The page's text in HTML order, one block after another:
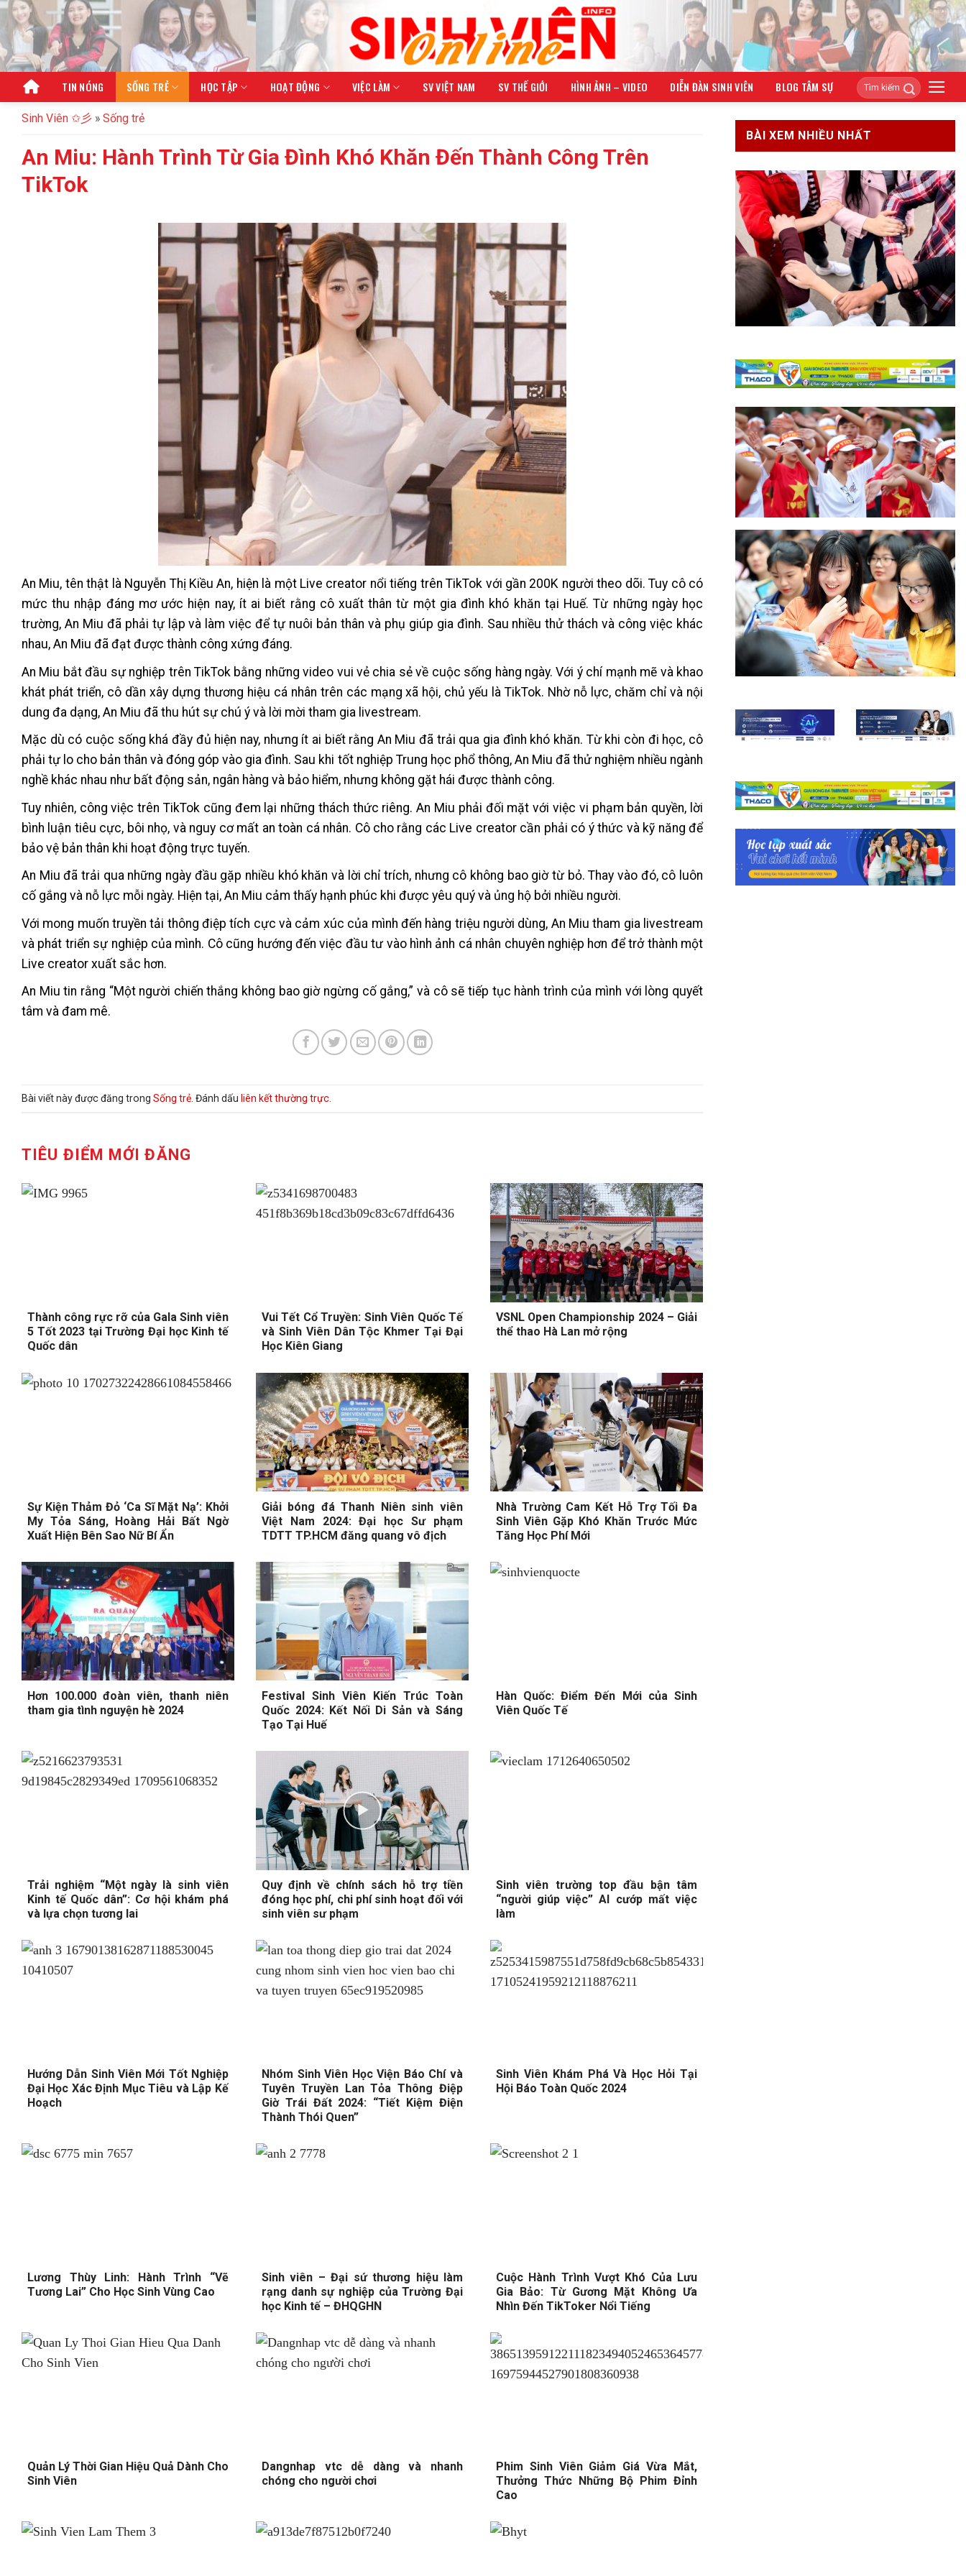
Bỏ
qua
nội
dung
TIN NÓNG SỐNG TRẺ HỌC TẬP HOẠT ĐỘNG VIỆC LÀM SV VIỆT NAM SV THẾ GIỚI HÌNH ẢNH – VIDEO DIỄN ĐÀN SINH VIÊN BLOG TÂM SỰ
Sinh Viên ✩彡 » Sống trẻ
An Miu: Hành Trình Từ Gia Đình Khó Khăn Đến Thành Công Trên
TikTok
An Miu, tên thật là Nguyễn Thị Kiều An, hiện là một Live creator nổi tiếng trên TikTok với gần 200K người theo dõi. Tuy cô có
mức thu nhập đáng mơ ước hiện nay, ít ai biết rằng cô xuất thân từ một gia đình khó khăn tại Huế. Từ những ngày học
trường, An Miu đã phải tự lập và làm việc để tự nuôi bản thân và phụ giúp gia đình. Sau nhiều thử thách và công việc khác
nhau, An Miu đã đạt được thành công xứng đáng.
An Miu bắt đầu sự nghiệp trên TikTok bằng những video vui vẻ chia sẻ về cuộc sống hàng ngày. Với ý chí mạnh mẽ và khao
khát phát triển, cô dần xây dựng thương hiệu cá nhân trên các mạng xã hội, chủ yếu là TikTok. Nhờ nỗ lực, chăm chỉ và nội
dung đa dạng, An Miu đã thu hút sự chú ý và lời mời tham gia livestream.
Mặc dù có cuộc sống khá đầy đủ hiện nay, nhưng ít ai biết rằng An Miu đã trải qua gia đình khó khăn. Từ khi còn đi học, cô
phải tự lo cho bản thân và đóng góp vào gia đình. Sau khi tốt nghiệp Trung học phổ thông, An Miu đã thử nghiệm nhiều ngành
nghề khác nhau như bất động sản, ngân hàng và bảo hiểm, nhưng không gặt hái được thành công.
Tuy nhiên, công việc trên TikTok cũng đem lại những thách thức riêng. An Miu phải đối mặt với việc vi phạm bản quyền, lời
bình luận tiêu cực, bôi nhọ, và nguy cơ mất an toàn cá nhân. Cô cho rằng các Live creator cần phải có ý thức và kỹ năng để
bảo vệ bản thân khi hoạt động trực tuyến.
An Miu đã trải qua những ngày đầu gặp nhiều khó khăn và lời chỉ trích, nhưng cô không bao giờ từ bỏ. Thay vào đó, cô luôn
cố gắng và nỗ lực mỗi ngày. Hiện tại, An Miu cảm thấy hạnh phúc khi được yêu quý và ủng hộ bởi nhiều người.
Với mong muốn truyền tải thông điệp tích cực và cảm xúc của mình đến hàng triệu người dùng, An Miu tham gia livestream
và phát triển sự nghiệp của mình. Cô cũng hướng đến việc đầu tư vào hình ảnh cá nhân chuyên nghiệp hơn để trở thành một
Live creator xuất sắc hơn.
An Miu tin rằng “Một người chiến thắng không bao giờ ngừng cố gắng,” và cô sẽ tiếp tục hành trình của mình với lòng quyết
tâm và đam mê.
Bài viết này được đăng trong Sống trẻ . Đánh dấu liên kết thường trực
TIÊU ĐIỂM MỚI ĐĂNG
Thành công rực rỡ của Gala Sinh viên
5 Tốt 2023 tại Trường Đại học Kinh tế
Quốc dân
Vui Tết Cổ Truyền: Sinh Viên Quốc Tế
và Sinh Viên Dân Tộc Khmer Tại Đại
Học Kiên Giang
VSNL Open Championship 2024 – Giải
thể thao Hà Lan mở rộng
Sự Kiện Thảm Đỏ ‘Ca Sĩ Mặt Nạ’: Khởi
My Tỏa Sáng, Hoàng Hải Bất Ngờ
Xuất Hiện Bên Sao Nữ Bí Ẩn
Giải bóng đá Thanh Niên sinh viên
Việt Nam 2024: Đại học Sư phạm
TDTT TP.HCM đăng quang vô địch
Nhà Trường Cam Kết Hỗ Trợ Tối Đa
Sinh Viên Gặp Khó Khăn Trước Mức
Tăng Học Phí Mới
Hơn 100.000 đoàn viên, thanh niên
tham gia tình nguyện hè 2024
Festival Sinh Viên Kiến Trúc Toàn
Quốc 2024: Kết Nối Di Sản và Sáng
Tạo Tại Huế
Hàn Quốc: Điểm Đến Mới của Sinh
Viên Quốc Tế
Trải nghiệm “Một ngày là sinh viên
Kinh tế Quốc dân”: Cơ hội khám phá
và lựa chọn tương lai
Quy định về chính sách hỗ trợ tiền
đóng học phí, chi phí sinh hoạt đối với
sinh viên sư phạm
Sinh viên trường top đầu bận tâm
“người giúp việc” AI cướp mất việc
làm
Hướng Dẫn Sinh Viên Mới Tốt Nghiệp
Đại Học Xác Định Mục Tiêu và Lập Kế
Hoạch
Nhóm Sinh Viên Học Viện Báo Chí và
Tuyên Truyền Lan Tỏa Thông Điệp
Giờ Trái Đất 2024: “Tiết Kiệm Điện
Thành Thói Quen”
Sinh Viên Khám Phá Và Học Hỏi Tại
Hội Báo Toàn Quốc 2024
Lương Thùy Linh: Hành Trình “Vẽ
Tương Lai” Cho Học Sinh Vùng Cao
Sinh viên – Đại sứ thương hiệu làm
rạng danh sự nghiệp của Trường Đại
học Kinh tế – ĐHQGHN
Cuộc Hành Trình Vượt Khó Của Lưu
Gia Bảo: Từ Gương Mặt Không Ưa
Nhìn Đến TikToker Nổi Tiếng
Quản Lý Thời Gian Hiệu Quả Dành Cho
Sinh Viên
Dangnhap vtc dễ dàng và nhanh
chóng cho người chơi
Phim Sinh Viên Giảm Giá Vừa Mắt,
Thưởng Thức Những Bộ Phim Đỉnh
Cao
BÀI XEM NHIỀU NHẤT